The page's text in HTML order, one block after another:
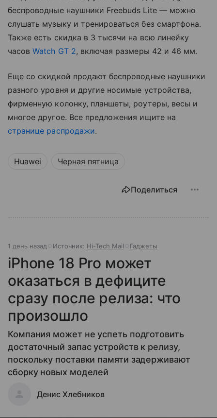
беспроводные наушники Freebuds Lite — можно
слушать музыку и тренироваться без смартфона.
Также есть скидка в 3 тысячи на всю линейку
часовWatch GT 2, включая размеры 42 и 46 мм.
Еще со скидкой продают беспроводные наушники
разного уровня и другие носимые устройства,
фирменную колонку, планшеты, роутеры, весы и
многое другое. Все предложения ищите на
странице распродажи.
Huawei Черная пятница
Поделиться
1 день назад Источник: Hi-Tech Mail Гаджеты
iPhone 18 Pro может
оказаться в дефиците
сразу после релиза: что
произошло
Компания может не успеть подготовить
достаточный запас устройств к релизу,
поскольку поставки памяти задерживают
сборку новых моделей
Денис Хлебников